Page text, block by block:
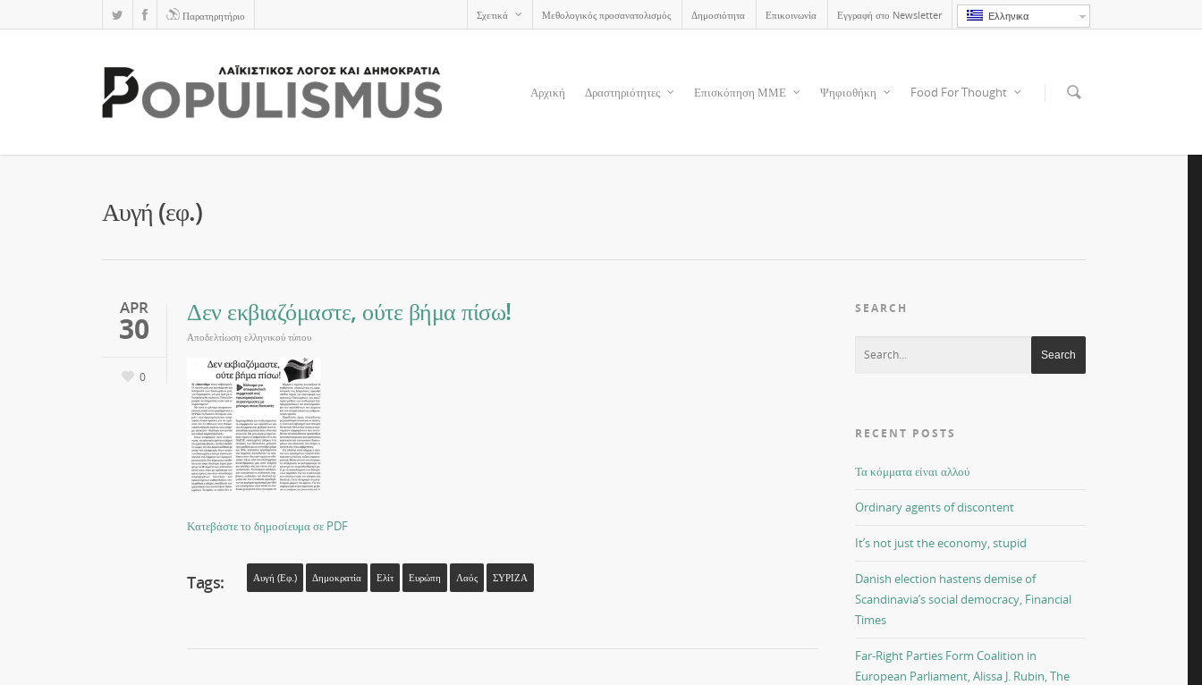
Παρατηρητήριο Ελληνικα
Σχετικά Μεθολογικός προσανατολισμός Δημοσιότητα Επικοινωνία Εγγραφή στο Newsletter
Αρχική Δραστηριότητες Επισκόπηση ΜΜΕ Ψηφιοθήκη Food For Thought
Αυγή (εφ.)
APR
30
0
Δεν εκβιαζόμαστε, ούτε βήμα πίσω!
Αποδελτίωση ελληνικού τύπου
Κατεβάστε το δημοσίευμα σε PDF
Tags: Αυγή (εφ.) Δημοκρατία Ελίτ Ευρώπη Λαός ΣΥΡΙΖΑ
SEARCH
RECENT POSTS
Τα κόμματα είναι αλλού
Ordinary agents of discontent
It’s not just the economy, stupid
Danish election hastens demise of
Scandinavia’s social democracy, Financial
Times
Far-Right Parties Form Coalition in
European Parliament, Alissa J. Rubin, The